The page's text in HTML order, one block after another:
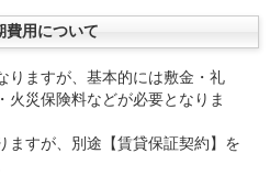
費用について
りますが、基本的には敷金・礼
火災保険料などが必要となりま
ますが、別途【賃貸保証契約】を